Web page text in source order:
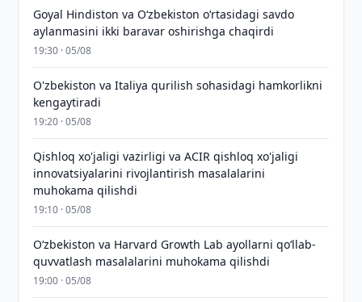
Goyal Hindiston va Oʻzbekiston oʻrtasidagi savdo
aylanmasini ikki baravar oshirishga chaqirdi
19:30 · 05/08
O'zbekiston va Italiya qurilish sohasidagi hamkorlikni
kengaytiradi
19:20 · 05/08
Qishloq xo'jaligi vazirligi va ACIR qishloq xo'jaligi
innovatsiyalarini rivojlantirish masalalarini
muhokama qilishdi
19:10 · 05/08
Oʻzbekiston va Harvard Growth Lab ayollarni qoʻllab-
quvvatlash masalalarini muhokama qilishdi
19:00 · 05/08